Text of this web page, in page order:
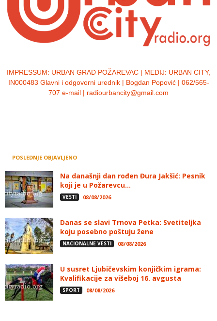
IMPRESSUM: URBAN GRAD POŽAREVAC | MEDIJ: URBAN CITY,
IN000483 Glavni i odgovorni urednik | Bogdan Popović | 062/565-
707 e-mail | radiourbancity@gmail.com
POSLEDNJE OBJAVLJENO
Na današnji dan rođen Đura Jakšić: Pesnik
koji je u Požarevcu...
VESTI 08/08/2026
Danas se slavi Trnova Petka: Svetiteljka
koju posebno poštuju žene
NACIONALNE VESTI 08/08/2026
U susret Ljubičevskim konjičkim igrama:
Kvalifikacije za višeboj 16. avgusta
SPORT 08/08/2026